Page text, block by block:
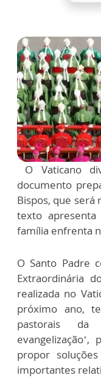
O Vaticano
documento
Bispos, que
texto
família enfrenta
O Santo Padre
Extraordinária
realizada no
próximo ano,
pastorais
propor
importantes